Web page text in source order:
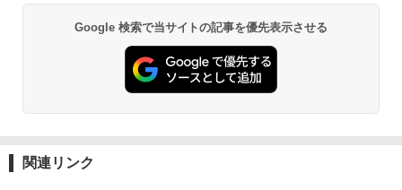
Google 検索で当サイトの記事を優先表示させる
関連リンク